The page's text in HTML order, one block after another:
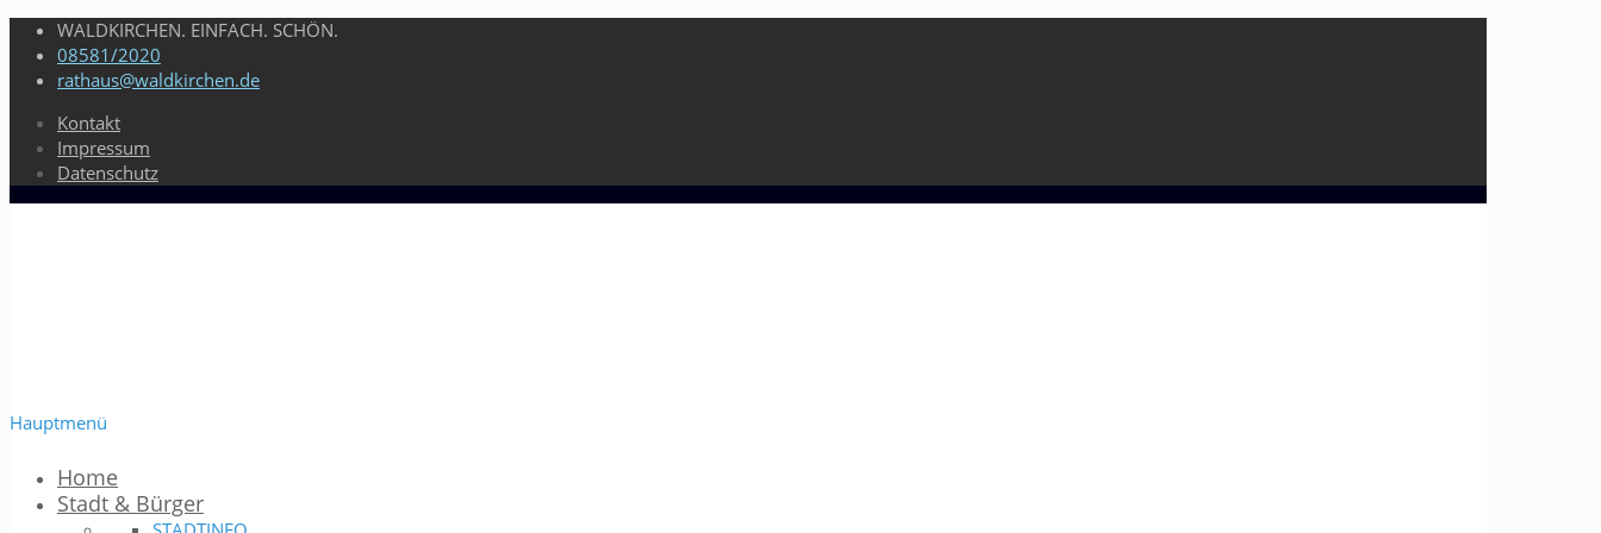
WALDKIRCHEN. EINFACH. SCHÖN.
08581/2020
rathaus@waldkirchen.de
Kontakt
Impressum
Datenschutz
Hauptmenü
Home
Stadt & Bürger